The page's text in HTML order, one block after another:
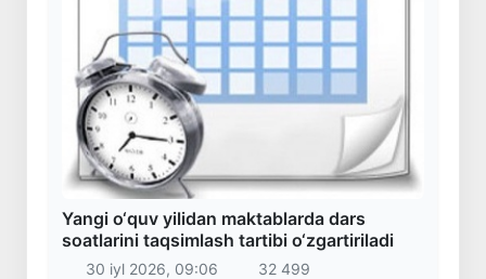
Yangi o‘quv yilidan maktablarda dars
soatlarini taqsimlash tartibi o‘zgartiriladi
30 iyl 2026, 09:06 32 499